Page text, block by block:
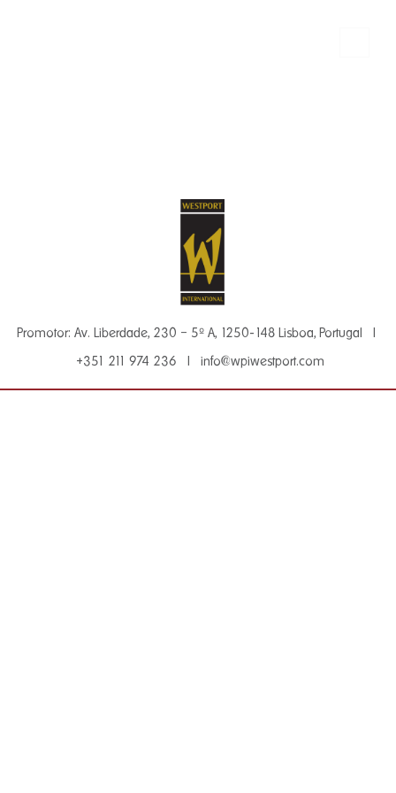
Promotor: Av. Liberdade, 230 – 5º A, 1250-148 Lisboa, Portugal |
+351 211 974 236 | info@wpiwestport.com